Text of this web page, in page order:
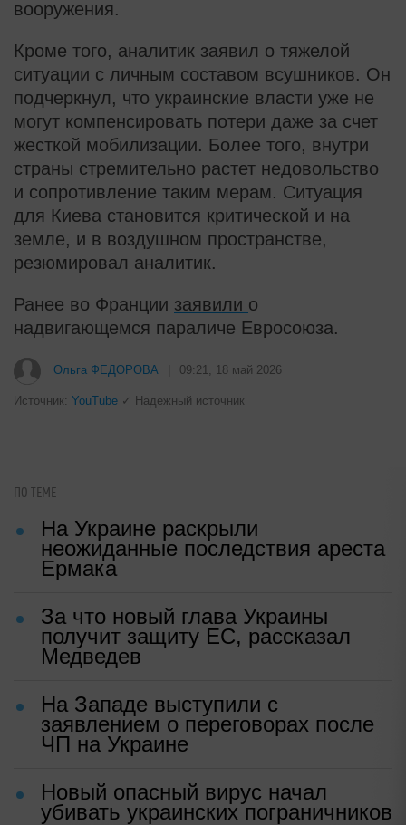
вооружения.
Кроме того, аналитик заявил о тяжелой
ситуации с личным составом всушников. Он
подчеркнул, что украинские власти уже не
могут компенсировать потери даже за счет
жесткой мобилизации. Более того, внутри
страны стремительно растет недовольство
и сопротивление таким мерам. Ситуация
для Киева становится критической и на
земле, и в воздушном пространстве,
резюмировал аналитик.
Ранее во Франции заявили о
надвигающемся параличе Евросоюза.
Ольга ФЕДОРОВА 09:21, 18 май 2026
Источник: YouTube ✓ Надежный источник
ПО ТЕМЕ
На Украине раскрыли
неожиданные последствия ареста
Ермака
За что новый глава Украины
получит защиту ЕС, рассказал
Медведев
На Западе выступили с
заявлением о переговорах после
ЧП на Украине
Новый опасный вирус начал
убивать украинских пограничников